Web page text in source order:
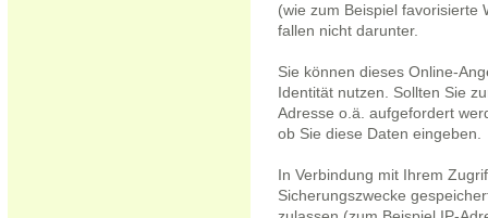
(wie zum Beispiel favorisierte
fallen nicht darunter.
Sie können dieses Online-
Identität nutzen. Sollten Sie
Adresse o.ä. aufgefordert
ob Sie diese Daten eingeben.
In Verbindung mit Ihrem
Sicherungszwecke